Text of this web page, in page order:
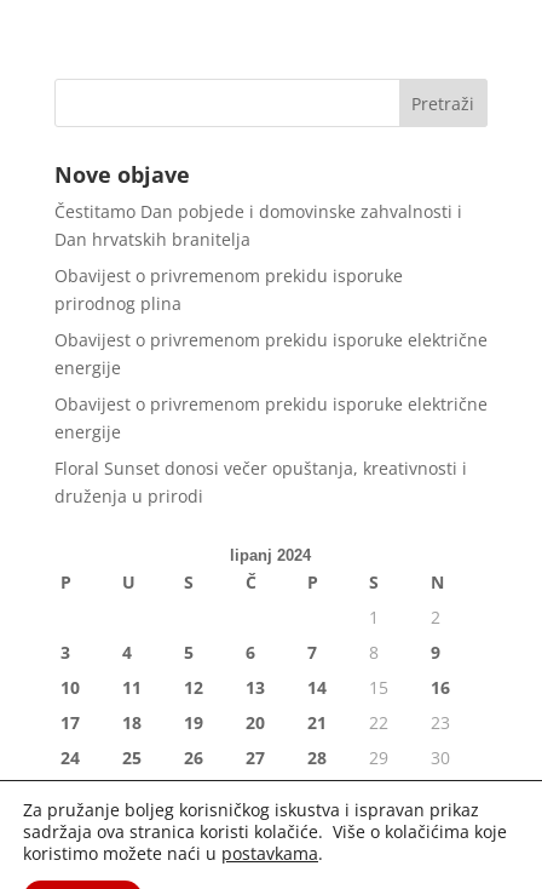
Nove objave
Čestitamo Dan pobjede i domovinske zahvalnosti i
Dan hrvatskih branitelja
Obavijest o privremenom prekidu isporuke
prirodnog plina
Obavijest o privremenom prekidu isporuke električne
energije
Obavijest o privremenom prekidu isporuke električne
energije
Floral Sunset donosi večer opuštanja, kreativnosti i
druženja u prirodi
lipanj 2024
P U S Č P S
N
1
2
3
4 5 6 7 8
9
10
11 12 13 14 15
16
17
18 19 20 21 22
23
24
25 26 27 28 29
30
« svi
srp »
Za pružanje boljeg korisničkog iskustva i ispravan prikaz
sadržaja ova stranica koristi kolačiće. Više o kolačićima koje
koristimo možete naći u postavkama.